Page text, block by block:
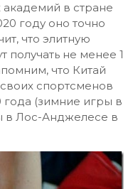
академий в стране
году оно точно
что элитную
получать не менее 1
что Китай
спортсменов
года (зимние игры в
в Лос-Анджелесе в